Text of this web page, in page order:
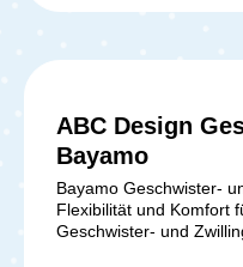
ABC Design
Bayamo
Bayamo Geschwister-
Flexibilität und Komfort
Geschwister- und